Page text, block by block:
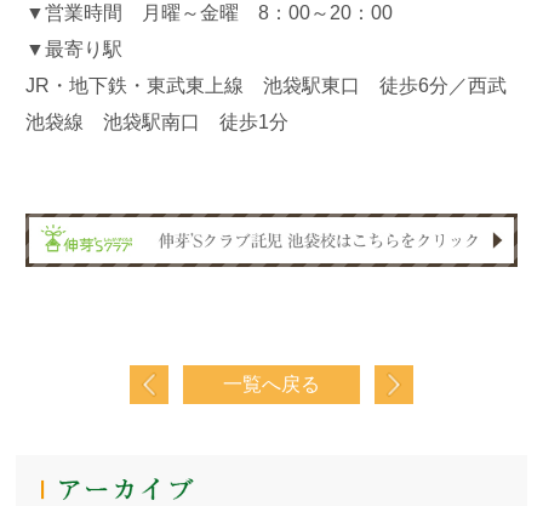
▼営業時間 月曜～金曜 8：00～20：00
▼最寄り駅
JR・地下鉄・東武東上線 池袋駅東口 徒歩6分／西武
池袋線 池袋駅南口 徒歩1分
一覧へ戻る